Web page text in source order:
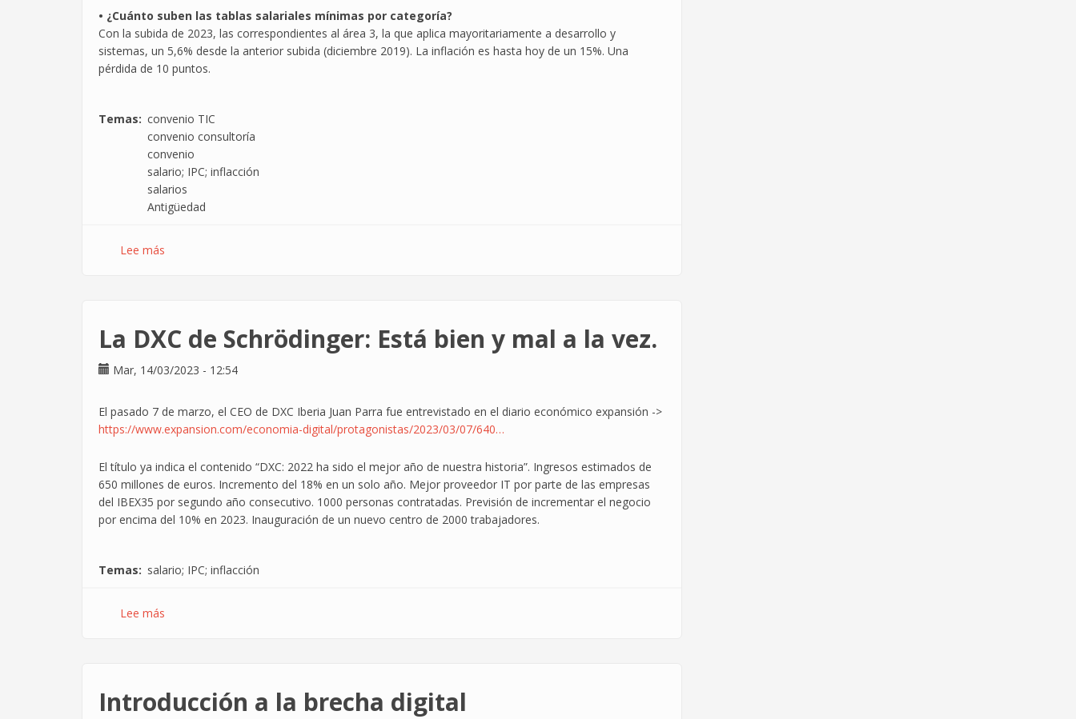
• ¿Cuánto suben las tablas salariales mínimas por categoría?
Con la subida de 2023, las correspondientes al área 3, la que aplica mayoritariamente a desarrollo y
sistemas, un 5,6% desde la anterior subida (diciembre 2019). La inflación es hasta hoy de un 15%. Una
pérdida de 10 puntos.
Temas
convenio TIC
convenio consultoría
convenio
salario; IPC; inflacción
salarios
Antigüedad
Lee más
te
a
el
sueldo
el
nuevo
convenio
TIC.
casi
La DXC de Schrödinger: Está bien y mal a la vez.
Mar, 14/03/2023 - 12:54
El pasado 7 de marzo, el CEO de DXC Iberia Juan Parra fue entrevistado en el diario económico expansión ->
https://www.expansion.com/economia-digital/protagonistas/2023/03/07/640…
El título ya indica el contenido “DXC: 2022 ha sido el mejor año de nuestra historia”. Ingresos estimados de
650 millones de euros. Incremento del 18% en un solo año. Mejor proveedor IT por parte de las empresas
del IBEX35 por segundo año consecutivo. 1000 personas contratadas. Previsión de incrementar el negocio
por encima del 10% en 2023. Inauguración de un nuevo centro de 2000 trabajadores.
Temas salario; IPC; inflacción
Lee más
Está
Introducción a la brecha digital